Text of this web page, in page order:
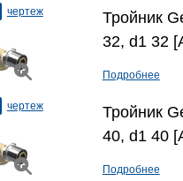
чертеж
Тройник
32, d1 32
Подробнее
чертеж
Тройник
40, d1 40
Подробнее